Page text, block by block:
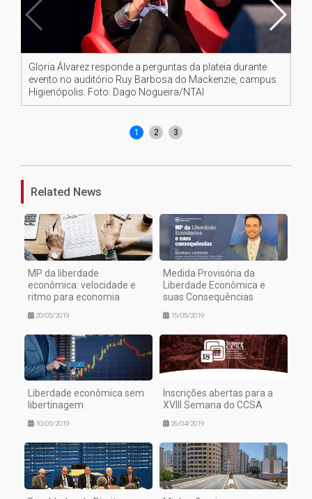
Gloria Álvarez responde a perguntas da plateia durante
evento no auditório Ruy Barbosa do Mackenzie, campus
Higienópolis. Foto: Dago Nogueira/NTAI
1 2 3
Related News
MP da liberdade
econômica: velocidade e
ritmo para economia
20/05/2019
Medida Provisória da
Liberdade Econômica e
suas Consequências
15/05/2019
Liberdade econômica sem
libertinagem
10/05/2019
Inscrições abertas para a
XVIII Semana do CCSA
26/04/2019